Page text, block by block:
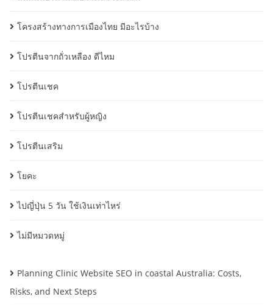
โครงสร้างทางการเมืองไทย มีอะไรบ้าง
โปรตีนจากถั่วเหลือง ดีไหม
โปรตีนเชค
โปรตีนเชคสำหรับผู้หญิง
โปรตีนเสริม
โยคะ
ไปญี่ปุ่น 5 วัน ใช้เงินเท่าไหร่
ไม่มีหมวดหมู่
Planning Clinic Website SEO in coastal Australia: Costs,
Risks, and Next Steps